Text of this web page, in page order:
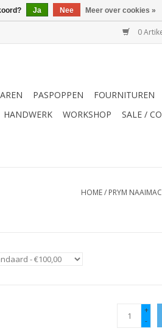
0
PASPOPPEN FOURNITUREN
HANDWERK WORKSHOP SALE /
HOME/ PRYM
+
-
Ja Nee Meer over cookies »